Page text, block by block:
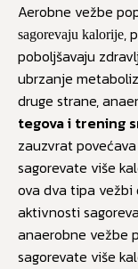
Aerobne vežbe
sagorevaju kalorije,
poboljšavaju
ubrzanje
druge strane,
tegova i trening
zauzvrat
sagorevate više
ova dva tipa vežbi
aktivnosti
anaerobne vežbe
sagorevate više